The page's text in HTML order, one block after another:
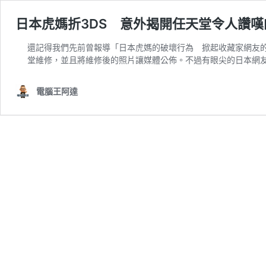
日本虎媽折3DS 意外揭開任天堂令人讚
還記得我們先前曾報導「日本虎媽的破壞行為 掀起收藏家網友
堂維修，並且將維修後的照片讓媒體公佈。不過有眼尖的日本
電腦王阿達